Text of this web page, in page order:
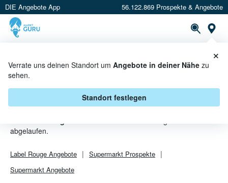
DIE Angebote App 56.122.869 Prospekte & Angebote
Verrate uns deinen Standort um Angebote in deiner Nähe zu
sehen.
Standort festlegen
×
LABEL ROUGE ANGEBOTE IN
abgelaufen.
Label Rouge Angebote Supermarkt Prospekte
Supermarkt Angebote